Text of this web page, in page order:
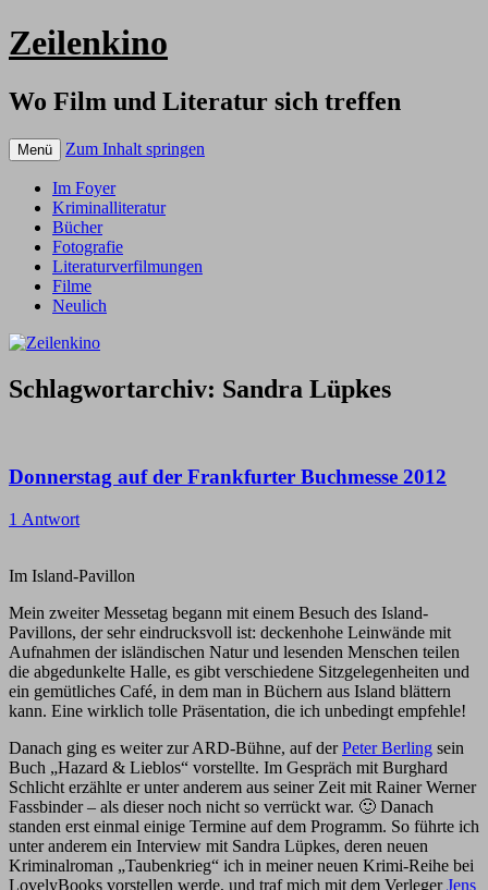
Zeilenkino
Wo Film und Literatur sich treffen
Menü Zum Inhalt springen
Im Foyer
Kriminalliteratur
Bücher
Fotografie
Literaturverfilmungen
Filme
Neulich
Schlagwortarchiv: Sandra Lüpkes
Donnerstag auf der Frankfurter Buchmesse 2012
1 Antwort
Im Island-Pavillon
Mein zweiter Messetag begann mit einem Besuch des Island-
Pavillons, der sehr eindrucksvoll ist: deckenhohe Leinwände mit
Aufnahmen der isländischen Natur und lesenden Menschen teilen
die abgedunkelte Halle, es gibt verschiedene Sitzgelegenheiten und
ein gemütliches Café, in dem man in Büchern aus Island blättern
kann. Eine wirklich tolle Präsentation, die ich unbedingt empfehle!
Danach ging es weiter zur ARD-Bühne, auf derPeter Berling sein
Buch „Hazard & Lieblos“ vorstellte. Im Gespräch mit Burghard
Schlicht erzählte er unter anderem aus seiner Zeit mit Rainer Werner
Fassbinder – als dieser noch nicht so verrückt war. 🙂 Danach
standen erst einmal einige Termine auf dem Programm. So führte ich
unter anderem ein Interview mit Sandra Lüpkes, deren neuen
Kriminalroman „Taubenkrieg“ ich in meiner neuen Krimi-Reihe bei
LovelyBooks vorstellen werde, und traf mich mit dem VerlegerJens